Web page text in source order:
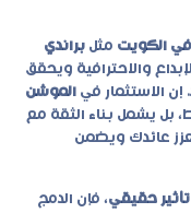
الكويت مثل براندي
والاحترافية ويحقق
الاستثمار في الموشن
بل يشمل بناء الثقة مع
عائدك ويضمن
تأثير حقيقي، فإن الدمج